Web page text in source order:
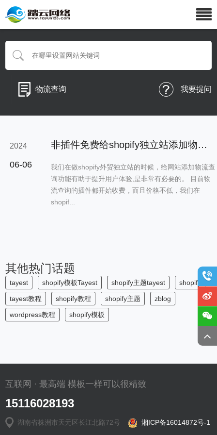
物流查询 我要提问
2024
06-06
非插件免费给shopify独立站添加物流查询功能
我们在做shopify外贸独立站的时候，给网站添加物流查
询功能有助于提升用户体验,是非常有必要的。 目前物
流查询的插件都开始收费，而且价格不低，我们在
shopif...
其他热门话题
tayest shopify模板Tayest shopify主题tayest shopify
tayest教程 shopify教程 shopify主题 zblog
wordpress教程 shopify模板
互联网 · 最高端 模板一样可以很精致
15116028193
湖南省株洲市天元区长江北路72号 湘ICP备16014872号-1